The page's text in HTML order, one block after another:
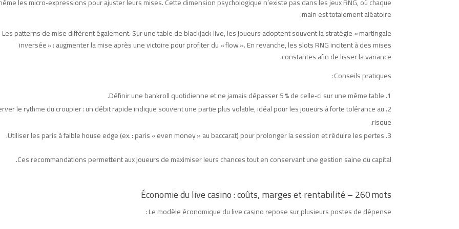
main est totalement aléatoire.
Les patterns de mise diffèrent également. Sur une table de blackjack live, les joueurs adoptent souvent la stratégie « martingale
inversée » : augmenter la mise après une victoire pour profiter du « flow ». En revanche, les slots RNG incitent à des mises
constantes afin de lisser la variance.
Conseils pratiques :
Définir une bankroll quotidienne et ne jamais dépasser 5 % de celle‑ci sur une même table.
le rythme du croupier : un débit rapide indique souvent une partie plus volatile, idéal pour les joueurs à forte tolérance au
risque.
Utiliser les paris à faible house edge (ex. : paris « even money » au baccarat) pour prolonger la session et réduire les pertes.
Ces recommandations permettent aux joueurs de maximiser leurs chances tout en conservant une gestion saine du capital.
Économie du live casino : coûts, marges et rentabilité – 260 mots
Le modèle économique du live casino repose sur plusieurs postes de dépense :